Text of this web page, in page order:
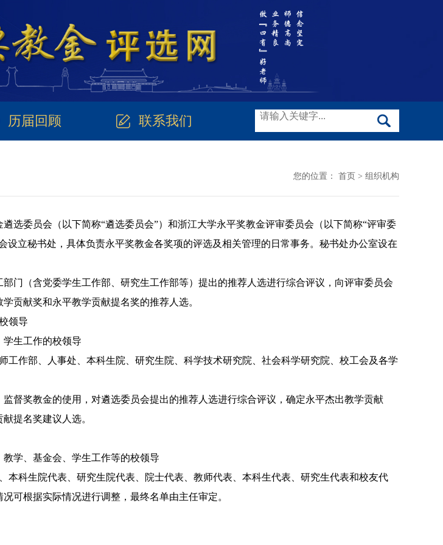
历届回顾 联系我们
您的位置： 首页 > 组织机构
选委员会（以下简称“遴选委员会”）和浙江大学永平奖教金评审委员会（以下简称“评审委
设立秘书处，具体负责永平奖教金各奖项的评选及相关管理的日常事务。秘书处办公室设在
部门（含党委学生工作部、研究生工作部等）提出的推荐人选进行综合评议，向评审委员会
贡献奖和永平教学贡献提名奖的推荐人选。
领导
生工作的校领导
工作部、人事处、本科生院、研究生院、科学技术研究院、社会科学研究院、校工会及各学
监督奖教金的使用，对遴选委员会提出的推荐人选进行综合评议，确定永平杰出教学贡献
提名奖建议人选。
学、基金会、学生工作等的校领导
本科生院代表、研究生院代表、院士代表、教师代表、本科生代表、研究生代表和校友代
可根据实际情况进行调整，最终名单由主任审定。